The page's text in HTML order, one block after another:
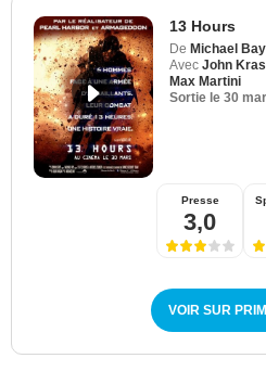
13 Hours
De Michael Bay
Avec John
Max Martini
Sortie le 30
Presse
3,0
VOIR SUR